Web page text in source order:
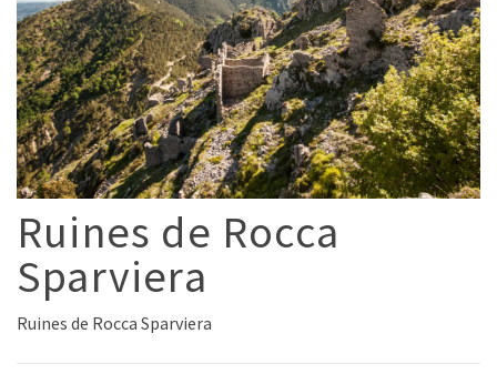
Ruines de Rocca
Sparviera
Ruines de Rocca Sparviera